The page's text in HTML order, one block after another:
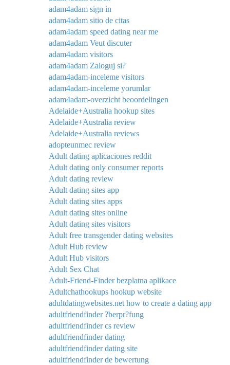
adam4adam sign in
adam4adam sitio de citas
adam4adam speed dating near me
adam4adam Veut discuter
adam4adam visitors
adam4adam Zaloguj si?
adam4adam-inceleme visitors
adam4adam-inceleme yorumlar
adam4adam-overzicht beoordelingen
Adelaide+Australia hookup sites
Adelaide+Australia review
Adelaide+Australia reviews
adopteunmec review
Adult dating aplicaciones reddit
Adult dating only consumer reports
Adult dating review
Adult dating sites app
Adult dating sites apps
Adult dating sites online
Adult dating sites visitors
Adult free transgender dating websites
Adult Hub review
Adult Hub visitors
Adult Sex Chat
Adult-Friend-Finder bezplatna aplikace
Adultchathookups hookup website
adultdatingwebsites.net how to create a dating app
adultfriendfinder ?berpr?fung
adultfriendfinder cs review
adultfriendfinder dating
adultfriendfinder dating site
adultfriendfinder de bewertung